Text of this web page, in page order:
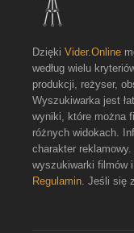
Dzięki Vider.Online
według wielu
produkcji, reżyser,
Wyszukiwarka jest
wyniki, które można
różnych widokach.
charakter
wyszukiwarki filmów
Regulamin. Jeśli się